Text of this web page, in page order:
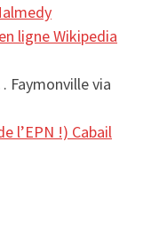
ligne Wikipedia
Faymonville via
l’EPN !) Cabail